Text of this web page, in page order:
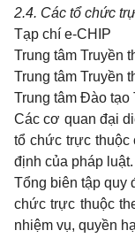
2.4. Các tổ chức
Tạp chí e-CHIP
Trung tâm Truyền
Trung tâm Truyền
Trung tâm Đào tạo
Các cơ quan đại
tổ chức trực thuộc
định của pháp luật.
Tổng biên tập quy
chức trực thuộc
nhiệm vụ, quyền